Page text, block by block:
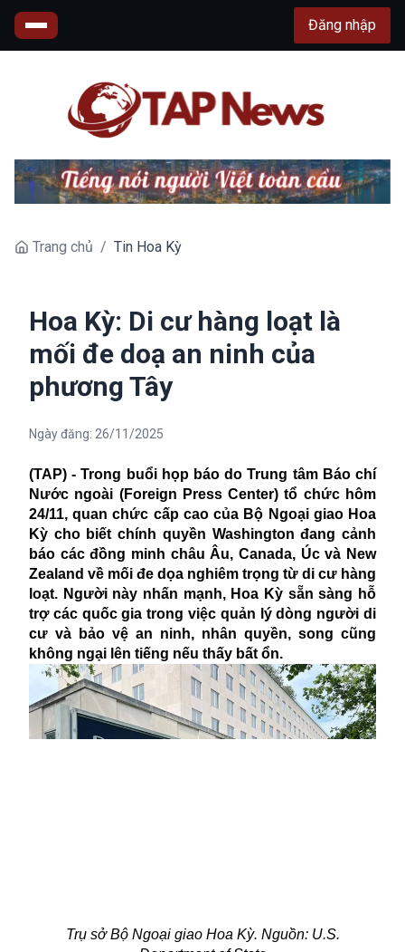
Đăng nhập
Trang chủ / Tin Hoa Kỳ
Hoa Kỳ: Di cư hàng loạt là
mối đe doạ an ninh của
phương Tây
Ngày đăng: 26/11/2025
(TAP) - Trong buổi họp báo do Trung tâm Báo chí
Nước ngoài (Foreign Press Center) tổ chức hôm
24/11, quan chức cấp cao của Bộ Ngoại giao Hoa
Kỳ cho biết chính quyền Washington đang cảnh
báo các đồng minh châu Âu, Canada, Úc và New
Zealand về mối đe dọa nghiêm trọng từ di cư hàng
loạt. Người này nhấn mạnh, Hoa Kỳ sẵn sàng hỗ
trợ các quốc gia trong việc quản lý dòng người di
cư và bảo vệ an ninh, nhân quyền, song cũng
không ngại lên tiếng nếu thấy bất ổn.
Trụ sở Bộ Ngoại giao Hoa Kỳ. Nguồn: U.S.